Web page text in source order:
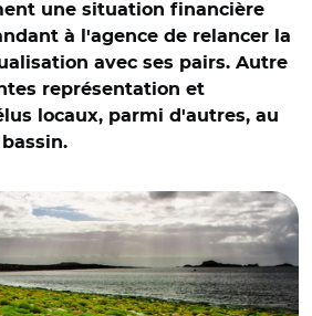
une situation financière
à l'agence de relancer la
avec ses pairs. Autre
représentation et
locaux, parmi d'autres, au